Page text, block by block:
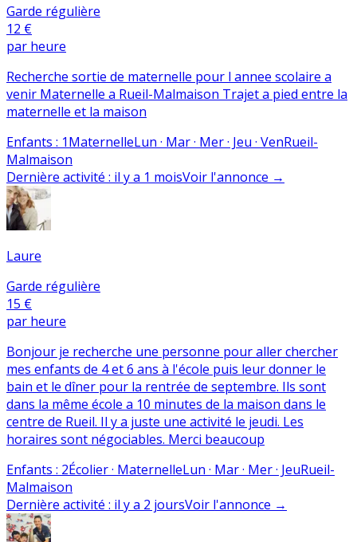
Garde régulière
12 €
par heure
Recherche sortie de maternelle pour l annee scolaire a
venir Maternelle a Rueil-Malmaison Trajet a pied entre la
maternelle et la maison
Enfants : 1MaternelleLun · Mar · Mer · Jeu · VenRueil-
Malmaison
Dernière activité : il y a 1 moisVoir l'annonce →
Laure
Garde régulière
15 €
par heure
Bonjour je recherche une personne pour aller chercher
mes enfants de 4 et 6 ans à l'école puis leur donner le
bain et le dîner pour la rentrée de septembre. Ils sont
dans la même école a 10 minutes de la maison dans le
centre de Rueil. Il y a juste une activité le jeudi. Les
horaires sont négociables. Merci beaucoup
Enfants : 2Écolier · MaternelleLun · Mar · Mer · JeuRueil-
Malmaison
Dernière activité : il y a 2 joursVoir l'annonce →